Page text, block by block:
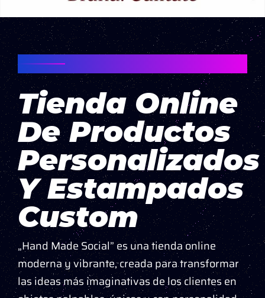
PROYECTO „HAND MADE SOCIAL” –
Tienda Online
De Productos
Personalizados
Y Estampados
Custom
„Hand Made Social” es una tienda online
moderna y vibrante, creada para transformar
las ideas más imaginativas de los clientes en